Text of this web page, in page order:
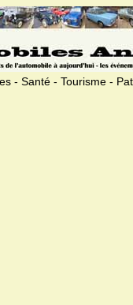
- Santé - Tourisme -